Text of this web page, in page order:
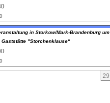
in Storkow/Mark-Brandenburg um
Gaststätte "Storchenklause"
29